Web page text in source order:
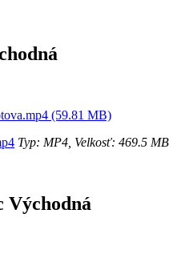
(59.81 MB)
Typ: MP4, Velkosť: 469.5 MB
Východná